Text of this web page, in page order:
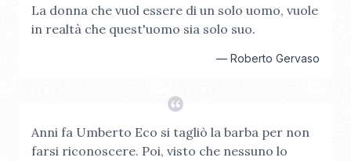
La donna che vuol essere di un solo uomo, vuole
in realtà che quest'uomo sia solo suo.
— Roberto Gervaso
Anni fa Umberto Eco si tagliò la barba per non
farsi riconoscere. Poi, visto che nessuno lo